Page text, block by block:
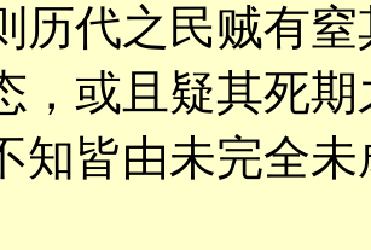
历代之民贼有
，或且疑其死期
知皆由未完全